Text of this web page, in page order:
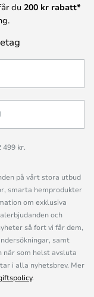
du 200 kr rabatt*
kr.
på vårt stora utbud
smarta hemprodukter
om exklusiva
och
så fort vi får dem,
samt
när som helst avsluta
i alla nyhetsbrev. Mer
.